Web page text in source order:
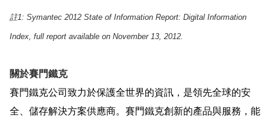
註1: Symantec 2012 State of Information Report: Digital Information
Index, full report available on November 13, 2012.
關於賽門鐵克
賽門鐵克公司致力於保護全世界的資訊，是領先全球的安
全、儲存解決方案供應商。賽門鐵克創新的產品與服務，能